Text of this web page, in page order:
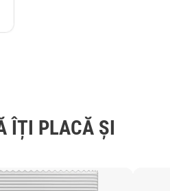
ÎȚI PLACĂ ȘI